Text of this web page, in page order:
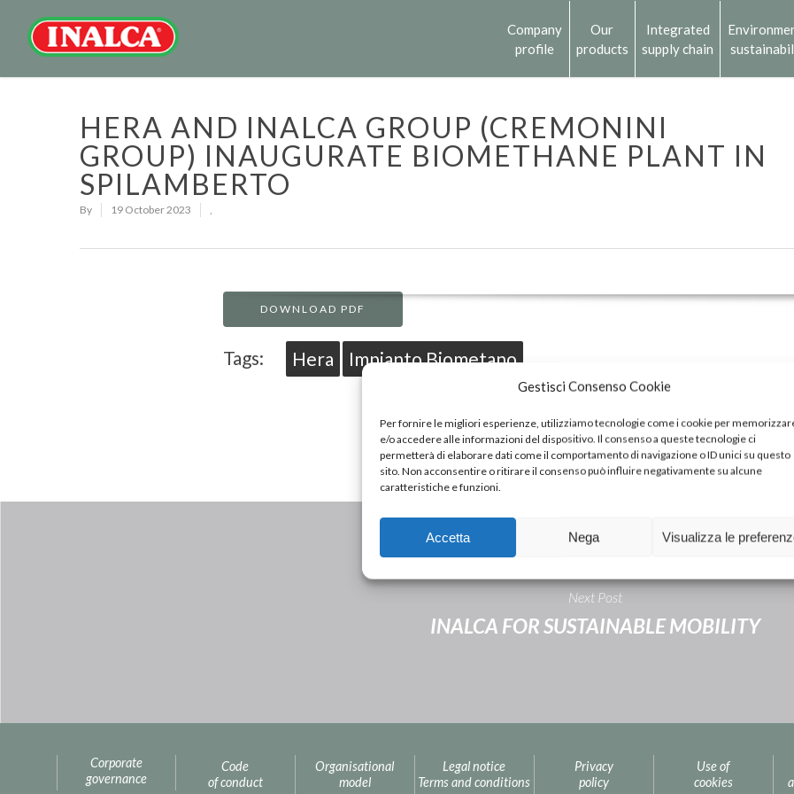
Gestisci Consenso Cookie
Per fornire le migliori esperienze, utilizziamo tecnologie come i cookie per
e/o accedere alle informazioni del dispositivo. Il consenso a queste tecnologie ci
permetterà di elaborare dati come il comportamento di navigazione o ID unici su questo
sito. Non acconsentire o ritirare il consenso può influire negativamente su alcune
caratteristiche e funzioni.
Accetta Nega Visualizza le
Company
profile
Our
products
Integrated
supply chain
HERA AND INALCA GROUP (CREMONINI
GROUP) INAUGURATE BIOMETHANE PLANT IN
SPILAMBERTO
By 19 October 2023 ,
DOWNLOAD PDF
Tags: Hera Impianto Biometano
Next Post
INALCA FOR SUSTAINABLE MOBILITY
Corporate
governance
Code
of conduct
Organisational
model
Legal notice
Terms and conditions
Privacy
policy
Use of
cookies